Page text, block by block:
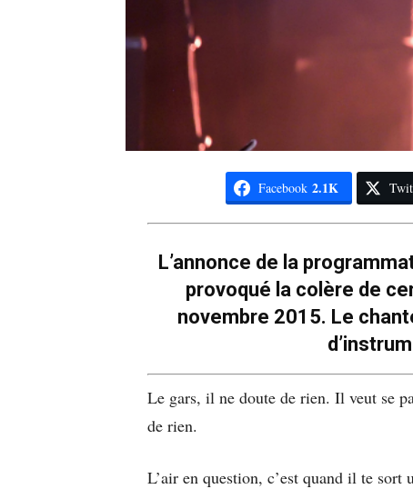
Facebook 2.1K
L’annonce de la
provoqué la colère de
novembre 2015. Le
Le gars, il ne doute de rien. Il veut se
de rien.
L’air en question, c’est quand il te